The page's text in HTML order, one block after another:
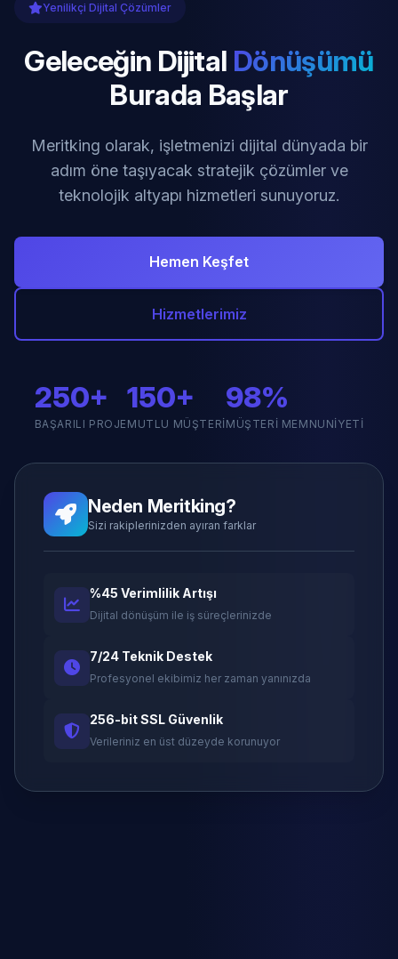
Yenilikçi Dijital Çözümler
Geleceğin Dijital Dönüşümü
Burada Başlar
Meritking olarak, işletmenizi dijital dünyada bir
adım öne taşıyacak stratejik çözümler ve
teknolojik altyapı hizmetleri sunuyoruz.
Hemen Keşfet
Hizmetlerimiz
250+
BAŞARILI PROJE
150+
MUTLU MÜŞTERI
98%
MÜŞTERI MEMNUNIYETI
Neden Meritking?
Sizi rakiplerinizden ayıran farklar
%45 Verimlilik Artışı
Dijital dönüşüm ile iş süreçlerinizde
7/24 Teknik Destek
Profesyonel ekibimiz her zaman yanınızda
256-bit SSL Güvenlik
Verileriniz en üst düzeyde korunuyor